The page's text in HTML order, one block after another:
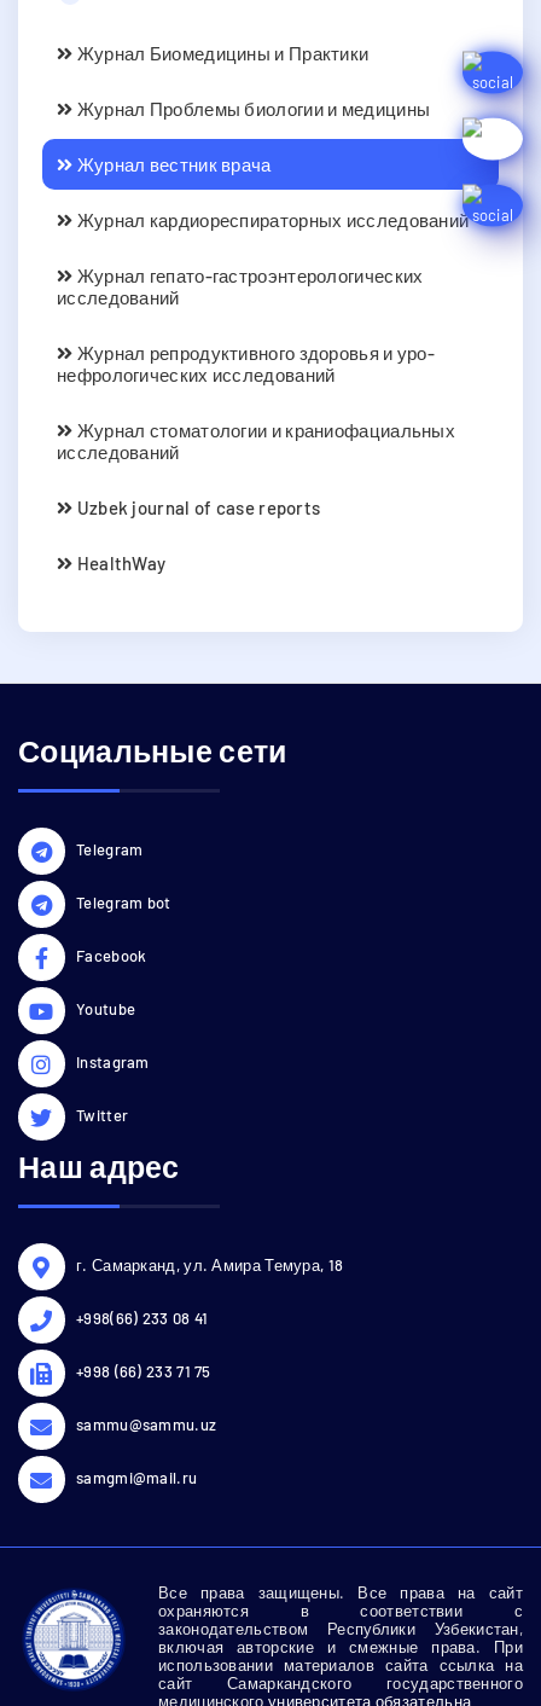
Журнал Биомедицины и Практики
Журнал Проблемы биологии и медицины
Журнал вестник врача
Журнал кардиореспираторных исследований
Журнал гепато-гастроэнтерологических
исследований
Журнал репродуктивного здоровья и уро-
нефрологических исследований
Журнал стоматологии и краниофациальных
исследований
Uzbek journal of case reports
HealthWay
Социальные сети
Telegram
Telegram bot
Facebook
Youtube
Instagram
Twitter
Наш адрес
г. Самарканд, ул. Амира Темура, 18
+998(66) 233 08 41
+998 (66) 233 71 75
sammu@sammu.uz
samgmi@mail.ru
Все права защищены. Все права на сайт
охраняются в соответствии с
законодательством Республики Узбекистан,
включая авторские и смежные права. При
использовании материалов сайта ссылка на
сайт Самаркандского государственного
медицинского университета обязательна